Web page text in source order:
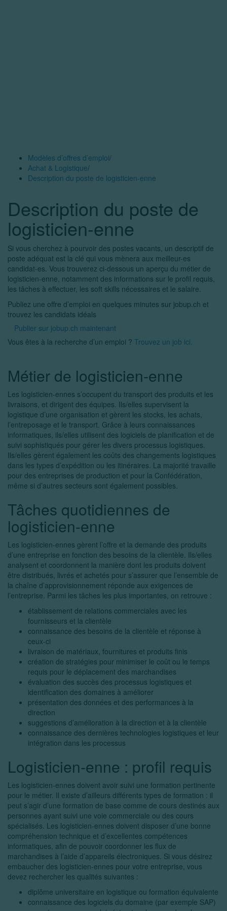
Modèles d’offres d’emploi/
Achat & Logistique/
Description du poste de logisticien-enne
Description du poste de
logisticien-enne
Si vous cherchez à pourvoir des postes vacants, un descriptif de
poste adéquat est la clé qui vous mènera aux meilleur-es
candidat-es. Vous trouverez ci-dessous un aperçu du métier de
logisticien-enne, notamment des informations sur le profil requis,
les tâches à effectuer, les soft skills nécessaires et le salaire.
Publiez une offre d’emploi en quelques minutes sur jobup.ch et
trouvez les candidats idéals
Publier sur jobup.ch maintenant
Vous êtes à la recherche d’un emploi ? Trouvez un job ici.
Métier de logisticien-enne
Les logisticien-ennes s’occupent du transport des produits et les
livraisons, et dirigent des équipes. Ils/elles supervisent la
logistique d’une organisation et gèrent les stocks, les achats,
l’entreposage et le transport. Grâce à leurs connaissances
informatiques, ils/elles utilisent des logiciels de planification et de
suivi sophistiqués pour gérer les divers processus logistiques.
Ils/elles gèrent également les coûts des changements logistiques
dans les types d’expédition ou les itinéraires. La majorité travaille
pour des entreprises de production et pour la Confédération,
même si d’autres secteurs sont également possibles.
Tâches quotidiennes de
logisticien-enne
Les logisticien-ennes gèrent l’offre et la demande des produits
d’une entreprise en fonction des besoins de la clientèle. Ils/elles
analysent et coordonnent la manière dont les produits doivent
être distribués, livrés et achetés pour s’assurer que l’ensemble de
la chaîne d’approvisionnement réponde aux exigences de
l’entreprise. Parmi les tâches les plus importantes, on retrouve :
établissement de relations commerciales avec les
fournisseurs et la clientèle
connaissance des besoins de la clientèle et réponse à
ceux-ci
livraison de matériaux, fournitures et produits finis
création de stratégies pour minimiser le coût ou le temps
requis pour le déplacement des marchandises
évaluation des succès des processus logistiques et
identification des domaines à améliorer
présentation des données et des performances à la
direction
suggestions d’amélioration à la direction et à la clientèle
connaissance des dernières technologies logistiques et leur
intégration dans les processus
Logisticien-enne : profil requis
Les logisticien-ennes doivent avoir suivi une formation pertinente
pour le métier. Il existe d’ailleurs différents types de formation : il
peut s’agir d’une formation de base comme de cours destinés aux
personnes ayant suivi une voie commerciale ou des cours
spécialisés. Les logisticien-ennes doivent disposer d’une bonne
compréhension technique et d’excellentes compétences
informatiques, afin de pouvoir coordonner les flux de
marchandises à l’aide d’appareils électroniques. Si vous désirez
embaucher des logisticien-ennes pour votre entreprise, vous
devez rechercher les qualités suivantes :
diplôme universitaire en logistique ou formation équivalente
connaissance des logiciels du domaine (par exemple SAP)